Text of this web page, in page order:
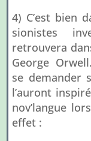
4) C’est bien
sionistes
retrouvera
George
se demander
l’auront
nov’langue
effet :